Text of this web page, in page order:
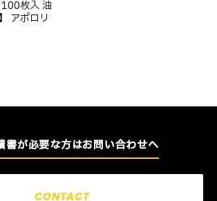
枚入 油
アポロリ
書が必要な方はお問い合わせへ